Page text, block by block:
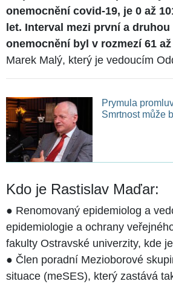
onemocnění covid-19, je 0 až
let. Interval mezi první a druhou
onemocnění byl v rozmezí 61
Marek Malý, který je vedoucím
Prymula
Smrtnost může
Kdo je Rastislav Maďar:
● Renomovaný epidemiolog a
epidemiologie a ochrany
fakulty Ostravské univerzity, kde
● Člen poradní Mezioborové
situace (meSES), který zastává